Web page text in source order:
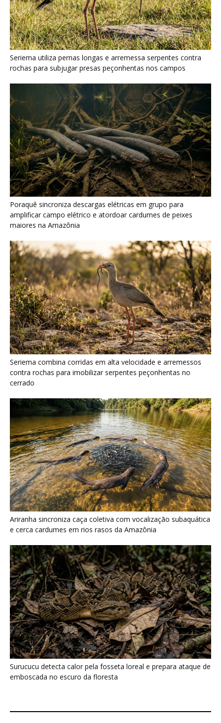
Seriema utiliza pernas longas e arremessa serpentes contra
rochas para subjugar presas peçonhentas nos campos
Poraquê sincroniza descargas elétricas em grupo para
amplificar campo elétrico e atordoar cardumes de peixes
maiores na Amazônia
Seriema combina corridas em alta velocidade e arremessos
contra rochas para imobilizar serpentes peçonhentas no
cerrado
Ariranha sincroniza caça coletiva com vocalização subaquática
e cerca cardumes em rios rasos da Amazônia
Surucucu detecta calor pela fosseta loreal e prepara ataque de
emboscada no escuro da floresta